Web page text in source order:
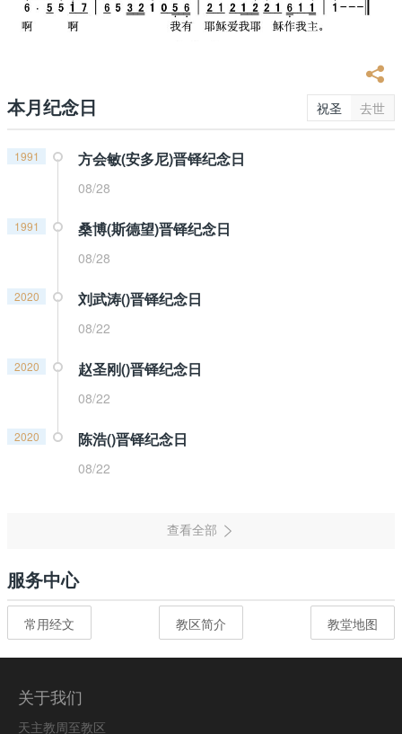
本月纪念日 祝圣 去世
1991 方会敏(安多尼)晋铎纪念日
08/28
1991 桑博(斯德望)晋铎纪念日
08/28
2020 刘武涛()晋铎纪念日
08/22
2020 赵圣刚()晋铎纪念日
08/22
2020 陈浩()晋铎纪念日
08/22
服务中心
常用经文 教区简介 教堂地图
关于我们
天主教周至教区